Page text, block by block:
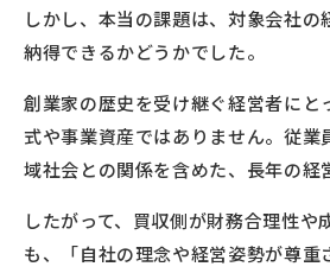
しかし、本当の課題は、対象会社の
納得できるかどうかでした。
創業家の歴史を受け継ぐ経営者にと
式や事業資産ではありません。従業
域社会との関係を含めた、長年の経
したがって、買収側が財務合理性や
も、「自社の理念や経営姿勢が尊重